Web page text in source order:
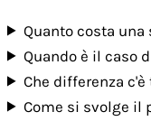
Quanto costa
Quando è il caso
Che differenza
Come si svolge il